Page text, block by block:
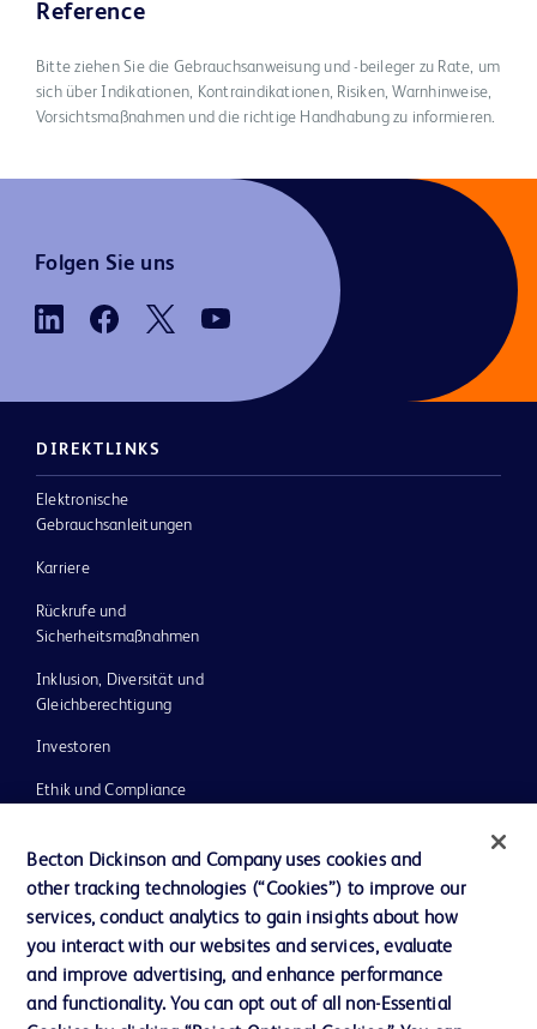
Reference
Bitte ziehen Sie die Gebrauchsanweisung und -beileger zu Rate, um
sich über Indikationen, Kontraindikationen, Risiken, Warnhinweise,
Vorsichtsmaßnahmen und die richtige Handhabung zu informieren.
Folgen Sie uns
DIREKTLINKS
Elektronische
Gebrauchsanleitungen
Karriere
Rückrufe und
Sicherheitsmaßnahmen
Inklusion, Diversität und
Gleichberechtigung
Investoren
Ethik und Compliance
Neuigkeiten, Medien und Blogs
Support
Unser Unternehmen
Becton Dickinson and Company uses cookies and
other tracking technologies (“Cookies”) to improve our
services, conduct analytics to gain insights about how
you interact with our websites and services, evaluate
and improve advertising, and enhance performance
and functionality. You can opt out of all non-Essential